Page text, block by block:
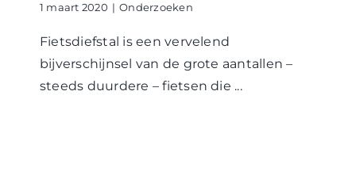
1 maart 2020 | Onderzoeken
Fietsdiefstal is een vervelend
bijverschijnsel van de grote aantallen –
steeds duurdere – fietsen die ...